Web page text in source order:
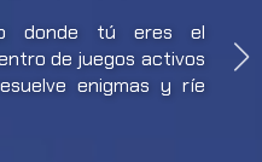
donde tú eres el
de juegos activos
enigmas y ríe